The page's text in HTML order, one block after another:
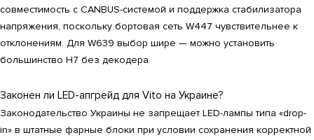
совместимость с CANBUS-системой и поддержка стабилизатора
напряжения, поскольку бортовая сеть W447 чувствительнее к
отклонениям. Для W639 выбор шире — можно установить
большинство H7 без декодера.
Законен ли LED-апгрейд для Vito на Украине?
Законодательство Украины не запрещает LED-лампы типа «drop-
in» в штатные фарные блоки при условии сохранения корректной